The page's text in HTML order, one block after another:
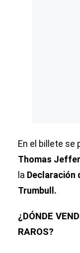
En el billete se
Thomas
la Declaración
Trumbull.
¿DÓNDE
RAROS?